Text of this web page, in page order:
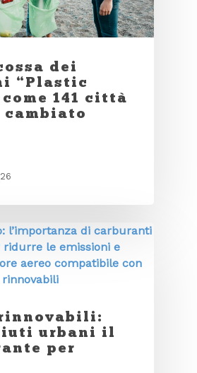
dei
“Plastic
come 141 città
cambiato
urbani il
per